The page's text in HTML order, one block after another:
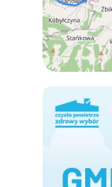
Czyste-powietrze